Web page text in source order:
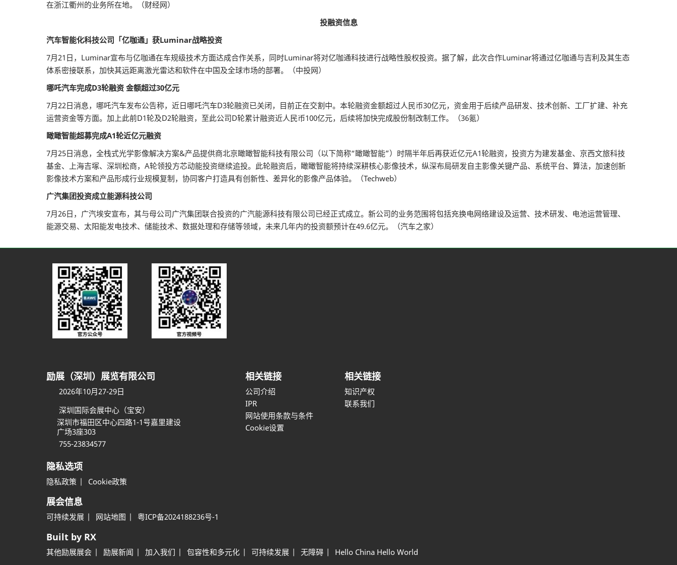
在浙江衢州的业务所在地。（财经网）
投融资信息
汽车智能化科技公司「亿咖通」获Luminar战略投资
7月21日，Luminar宣布与亿咖通在车规级技术方面达成合作关系，同时Luminar将对亿咖通科技进行战略性股权投资。据了解，此次合作Luminar将通过亿咖通与吉利及其生态
体系密接联系，加快其远距离激光雷达和软件在中国及全球市场的部署。（中投网）
哪吒汽车完成D3轮融资 金额超过30亿元
7月22日消息，哪吒汽车发布公告称，近日哪吒汽车D3轮融资已关闭，目前正在交割中。本轮融资金额超过人民币30亿元，资金用于后续产品研发、技术创新、工厂扩建、补充
运营资金等方面。加上此前D1轮及D2轮融资，至此公司D轮累计融资近人民币100亿元，后续将加快完成股份制改制工作。（36氪）
瞰瞰智能超募完成A1轮近亿元融资
7月25日消息，全栈式光学影像解决方案&产品提供商北京瞰瞰智能科技有限公司（以下简称“瞰瞰智能”）时隔半年后再获近亿元A1轮融资，投资方为建发基金、京西文旅科技
基金、上海吉塚、深圳松商，A轮领投方芯动能投资继续追投。此轮融资后，瞰瞰智能将持续深耕核心影像技术，纵深布局研发自主影像关键产品、系统平台、算法，加速创新
影像技术方案和产品形成行业规模复制，协同客户打造具有创新性、差异化的影像产品体验。（Techweb）
广汽集团投资成立能源科技公司
7月26日，广汽埃安宣布，其与母公司广汽集团联合投资的广汽能源科技有限公司已经正式成立。新公司的业务范围将包括充换电网络建设及运营、技术研发、电池运营管理、
能源交易、太阳能发电技术、储能技术、数据处理和存储等领域，未来几年内的投资额预计在49.6亿元。（汽车之家）
励展（深圳）展览有限公司
2026年10月27-29日
深圳国际会展中心（宝安）
深圳市福田区中心四路1-1号嘉里建设
广场3座303
755-23834577
相关链接
公司介绍
IPR
网站使用条款与条件
Cookie设置
相关链接
知识产权
联系我们
隐私选项
隐私政策 Cookie政策
展会信息
可持续发展 网站地图 粤ICP备2024188236号-1
Built by RX
其他励展展会 励展新闻 加入我们 包容性和多元化 可持续发展 无障碍 Hello China Hello World